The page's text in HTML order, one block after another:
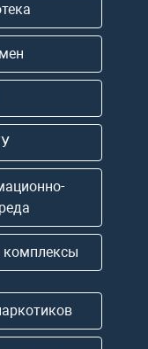
комплексы